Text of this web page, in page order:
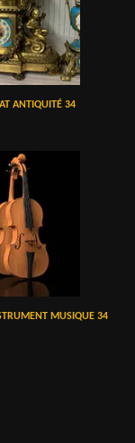
ANTIQUITÉ 34
MUSIQUE 34